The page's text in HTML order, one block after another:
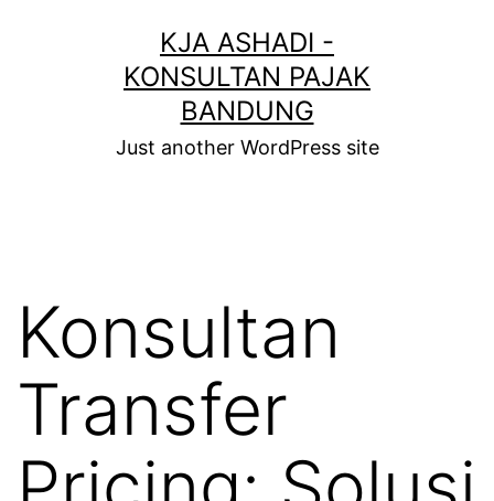
KJA ASHADI -
KONSULTAN PAJAK
BANDUNG
Just another WordPress site
Konsultan
Transfer